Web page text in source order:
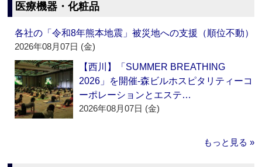
医療機器・化粧品
各社の「令和8年熊本地震」被災地への支援（順位不動）
2026年08月07日 (金)
【西川】「SUMMER BREATHING
2026」を開催‐森ビルホスピタリティーコ
ーポレーションとエステ…
2026年08月07日 (金)
もっと見る »